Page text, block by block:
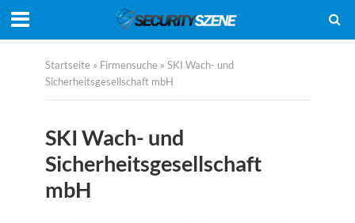
Startseite » Firmensuche » SKI Wach- und
Sicherheitsgesellschaft mbH
SKI Wach- und
Sicherheitsgesellschaft
mbH